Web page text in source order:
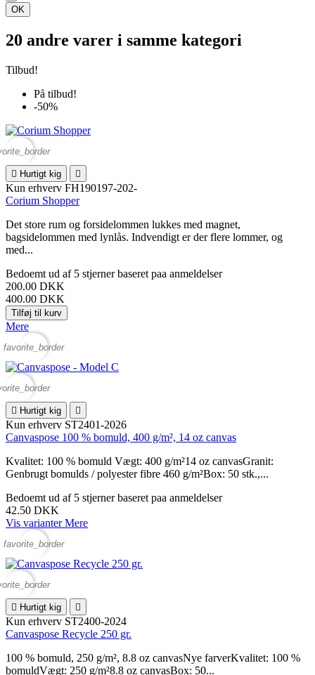
OK
20 andre varer i samme kategori
Tilbud!
På tilbud!
-50%
 Hurtigt kig 
Kun erhverv FH190197-202-
Corium Shopper
Det store rum og forsidelommen lukkes med magnet,
bagsidelommen med lynlås. Indvendigt er der flere lommer, og
med...
Bedoemt ud af 5 stjerner baseret paa anmeldelser
200.00 DKK
400.00 DKK
Tilføj til kurv
Mere
favorite_border
 Hurtigt kig 
Kun erhverv ST2401-2026
Canvaspose 100 % bomuld, 400 g/m², 14 oz canvas
Kvalitet: 100 % bomuld Vægt: 400 g/m²14 oz canvasGranit:
Genbrugt bomulds / polyester fibre 460 g/m²Box: 50 stk.,...
Bedoemt ud af 5 stjerner baseret paa anmeldelser
42.50 DKK
Vis varianterMere
favorite_border
 Hurtigt kig 
Kun erhverv ST2400-2024
Canvaspose Recycle 250 gr.
100 % bomuld, 250 g/m², 8.8 oz canvasNye farverKvalitet: 100 %
bomuldVægt: 250 g/m²8.8 oz canvasBox: 50...